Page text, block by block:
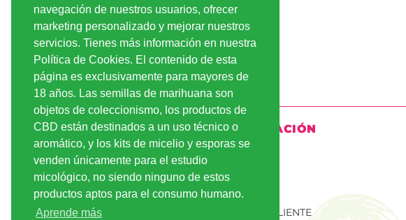
navegación de nuestros usuarios, ofrecer
marketing personalizado y mejorar nuestros
servicios. Tienes más información en nuestra
Política de Cookies. El contenido de esta
página es exclusivamente para mayores de
18 años. Las semillas de marihuana son
objetos de coleccionismo, los productos de
CBD están destinados a un uso técnico o
aromático, y los kits de micelio y esporas se
venden únicamente para el estudio
micológico, no siendo ninguno de estos
productos aptos para el consumo humano.
Aprende más
INFORMACIÓN
CUENTA CLIENTE